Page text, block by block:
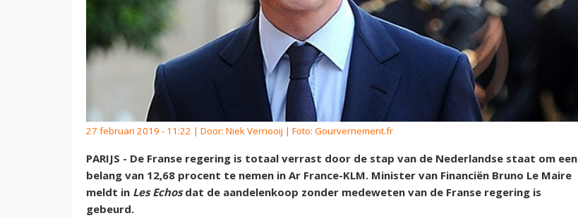
27 februari 2019 - 11:22 | Door: Niek Vernooij | Foto: Gourvernement.fr
PARIJS - De Franse regering is totaal verrast door de stap van de Nederlandse staat om een
belang van 12,68 procent te nemen in Ar France-KLM. Minister van Financiën Bruno Le Maire
meldt in Les Echosdat de aandelenkoop zonder medeweten van de Franse regering is
gebeurd.